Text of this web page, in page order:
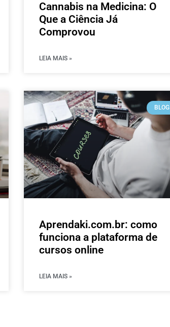
Cannabis na Medicina: O
Que a Ciência Já
Comprovou
LEIA MAIS »
BLOG
Aprendaki.com.br: como
funciona a plataforma de
cursos online
LEIA MAIS »